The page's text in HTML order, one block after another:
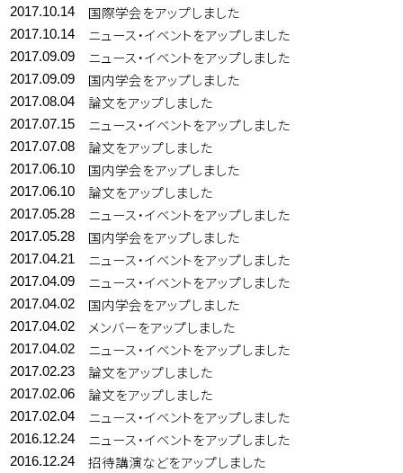
2017.10.14 国際学会をアップしました
2017.10.14 ニュース・イベントをアップしました
2017.09.09 ニュース・イベントをアップしました
2017.09.09 国内学会をアップしました
2017.08.04 論文をアップしました
2017.07.15 ニュース・イベントをアップしました
2017.07.08 論文をアップしました
2017.06.10 国内学会をアップしました
2017.06.10 論文をアップしました
2017.05.28 ニュース・イベントをアップしました
2017.05.28 国内学会をアップしました
2017.04.21 ニュース・イベントをアップしました
2017.04.09 ニュース・イベントをアップしました
2017.04.02 国内学会をアップしました
2017.04.02 メンバーをアップしました
2017.04.02 ニュース・イベントをアップしました
2017.02.23 論文をアップしました
2017.02.06 論文をアップしました
2017.02.04 ニュース・イベントをアップしました
2016.12.24 ニュース・イベントをアップしました
2016.12.24 招待講演などをアップしました